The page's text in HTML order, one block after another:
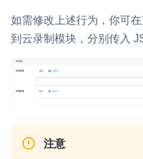
如需修改上述行为，你可
到云录制模块，分别传入
注意